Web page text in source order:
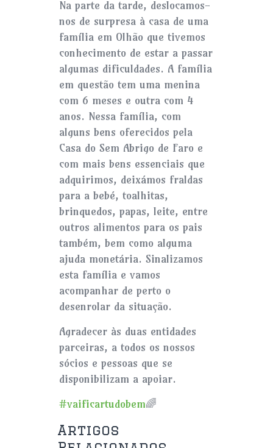
Na parte da tarde, deslocamos-
nos de surpresa à casa de uma
família em Olhão que tivemos
conhecimento de estar a passar
algumas dificuldades. A família
em questão tem uma menina
com 6 meses e outra com 4
anos. Nessa família, com
alguns bens oferecidos pela
Casa do Sem Abrigo de Faro e
com mais bens essenciais que
adquirimos, deixámos fraldas
para a bebé, toalhitas,
brinquedos, papas, leite, entre
outros alimentos para os pais
também, bem como alguma
ajuda monetária. Sinalizamos
esta família e vamos
acompanhar de perto o
desenrolar da situação.
Agradecer às duas entidades
parceiras, a todos os nossos
sócios e pessoas que se
disponibilizam a apoiar.
#vaificartudobem🌈
Artigos